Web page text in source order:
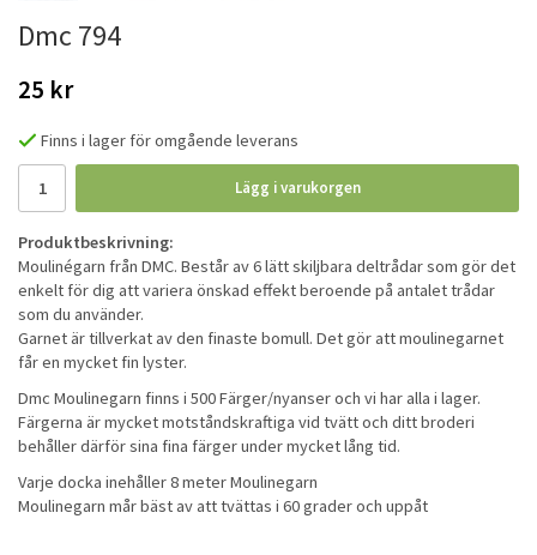
Dmc 794
25 kr
Finns i lager för omgående leverans
Lägg i varukorgen
Produktbeskrivning:
Moulinégarn från DMC. Består av 6 lätt skiljbara deltrådar som gör det
enkelt för dig att variera önskad effekt beroende på antalet trådar
som du använder.
Garnet är tillverkat av den finaste bomull. Det gör att moulinegarnet
får en mycket fin lyster.
Dmc Moulinegarn finns i 500 Färger/nyanser och vi har alla i lager.
Färgerna är mycket motståndskraftiga vid tvätt och ditt broderi
behåller därför sina fina färger under mycket lång tid.
Varje docka inehåller 8 meter Moulinegarn
Moulinegarn mår bäst av att tvättas i 60 grader och uppåt